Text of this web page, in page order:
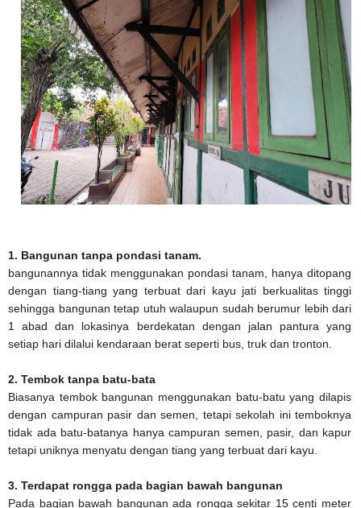
1. Bangunan tanpa pondasi tanam.
bangunannya tidak menggunakan pondasi tanam, hanya ditopang
dengan tiang-tiang yang terbuat dari kayu jati berkualitas tinggi
sehingga bangunan tetap utuh walaupun sudah berumur lebih dari
1 abad dan lokasinya berdekatan dengan jalan pantura yang
setiap hari dilalui kendaraan berat seperti bus, truk dan tronton.
2. Tembok tanpa batu-bata
Biasanya tembok bangunan menggunakan batu-batu yang dilapis
dengan campuran pasir dan semen, tetapi sekolah ini temboknya
tidak ada batu-batanya hanya campuran semen, pasir, dan kapur
tetapi uniknya menyatu dengan tiang yang terbuat dari kayu.
3. Terdapat rongga pada bagian bawah bangunan
Pada bagian bawah bangunan ada rongga sekitar 15 centi meter